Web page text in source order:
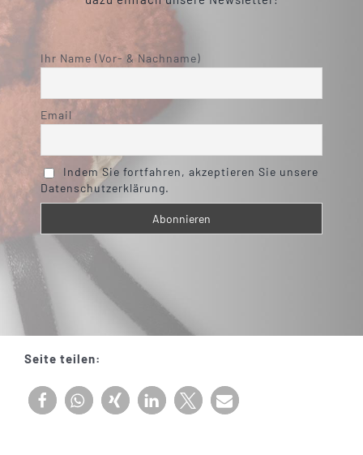
Ihr Name (Vor- & Nachname)
Email
Indem Sie fortfahren, akzeptieren Sie unsere
Datenschutzerklärung.
Seite teilen: